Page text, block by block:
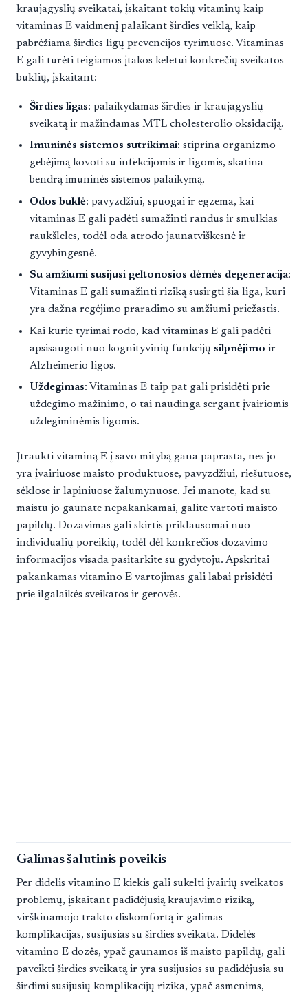
kraujagyslių sveikatai, įskaitant tokių vitaminų kaip
vitaminas E vaidmenį palaikant širdies veiklą, kaip
pabrėžiama širdies ligų prevencijos tyrimuose. Vitaminas
E gali turėti teigiamos įtakos keletui konkrečių sveikatos
būklių, įskaitant:
Širdies ligas: palaikydamas širdies ir kraujagyslių
sveikatą ir mažindamas MTL cholesterolio oksidaciją.
Imuninės sistemos sutrikimai: stiprina organizmo
gebėjimą kovoti su infekcijomis ir ligomis, skatina
bendrą imuninės sistemos palaikymą.
Odos būklė: pavyzdžiui, spuogai ir egzema, kai
vitaminas E gali padėti sumažinti randus ir smulkias
raukšleles, todėl oda atrodo jaunatviškesnė ir
gyvybingesnė.
Su amžiumi susijusi geltonosios dėmės degeneracija:
Vitaminas E gali sumažinti riziką susirgti šia liga, kuri
yra dažna regėjimo praradimo su amžiumi priežastis.
Kai kurie tyrimai rodo, kad vitaminas E gali padėti
apsisaugoti nuo kognityvinių funkcijų silpnėjimo ir
Alzheimerio ligos.
Uždegimas: Vitaminas E taip pat gali prisidėti prie
uždegimo mažinimo, o tai naudinga sergant įvairiomis
uždegiminėmis ligomis.
Įtraukti vitaminą E į savo mitybą gana paprasta, nes jo
yra įvairiuose maisto produktuose, pavyzdžiui, riešutuose,
sėklose ir lapiniuose žalumynuose. Jei manote, kad su
maistu jo gaunate nepakankamai, galite vartoti maisto
papildų. Dozavimas gali skirtis priklausomai nuo
individualių poreikių, todėl dėl konkrečios dozavimo
informacijos visada pasitarkite su gydytoju. Apskritai
pakankamas vitamino E vartojimas gali labai prisidėti
prie ilgalaikės sveikatos ir gerovės.
Galimas šalutinis poveikis
Per didelis vitamino E kiekis gali sukelti įvairių sveikatos
problemų, įskaitant padidėjusią kraujavimo riziką,
virškinamojo trakto diskomfortą ir galimas
komplikacijas, susijusias su širdies sveikata. Didelės
vitamino E dozės, ypač gaunamos iš maisto papildų, gali
paveikti širdies sveikatą ir yra susijusios su padidėjusia su
širdimi susijusių komplikacijų rizika, ypač asmenims,